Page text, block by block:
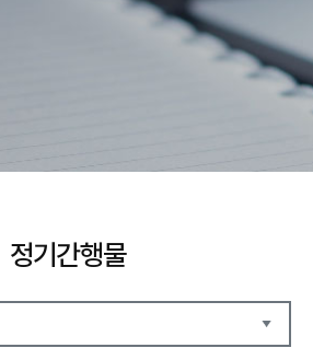
정기간행물